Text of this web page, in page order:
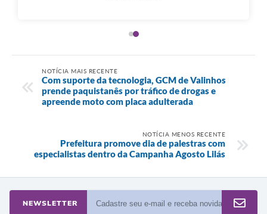
NOTÍCIA MAIS RECENTE
Com suporte da tecnologia, GCM de Valinhos
prende paquistanês por tráfico de drogas e
apreende moto com placa adulterada
NOTÍCIA MENOS RECENTE
Prefeitura promove dia de palestras com
especialistas dentro da Campanha Agosto Lilás
NEWSLETTER